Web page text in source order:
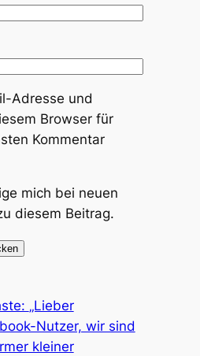
Adresse und
Browser für
Kommentar
mich bei neuen
diesem Beitrag.
„Lieber
Nutzer, wir sind
kleiner